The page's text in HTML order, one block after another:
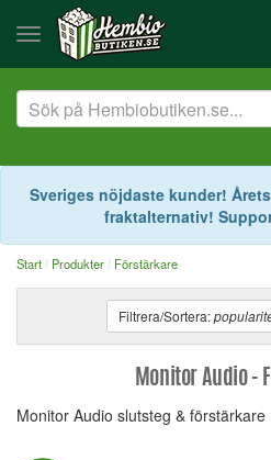
Sveriges nöjdaste kunder!
fraktalternativ!
Start Produkter Förstärkare
Filtrera/Sortera:
Monitor Audio -
Monitor Audio slutsteg & förstärkare